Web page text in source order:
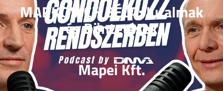
MARKOVICH BÉLA: Jutalmak
és Büntetések
Mapei Kft.